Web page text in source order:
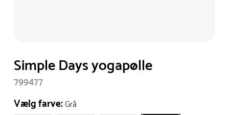
1
of
1
Simple Days yogapølle
799477
Vælg farve:Grå